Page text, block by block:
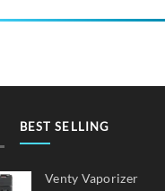
BEST SELLING
Venty Vaporizer